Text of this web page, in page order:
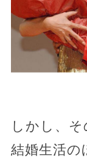
しかし、そ
結婚生活の